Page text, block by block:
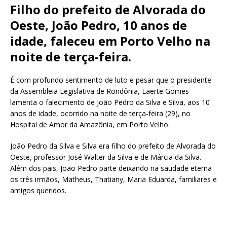
Filho do prefeito de Alvorada do
Oeste, João Pedro, 10 anos de
idade, faleceu em Porto Velho na
noite de terça-feira.
É com profundo sentimento de luto e pesar que o presidente
da Assembleia Legislativa de Rondônia, Laerte Gomes
lamenta o falecimento de João Pedro da Silva e Silva, aos 10
anos de idade, ocorrido na noite de terça-feira (29), no
Hospital de Amor da Amazônia, em Porto Velho.
João Pedro da Silva e Silva era filho do prefeito de Alvorada do
Oeste, professor José Walter da Silva e de Márcia da Silva.
Além dos pais, João Pedro parte deixando na saudade eterna
os três irmãos, Matheus, Thatiany, Maria Eduarda, familiares e
amigos queridos.